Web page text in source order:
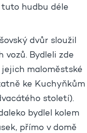
hudbu déle
dvůr sloužil
Bydleli zde
maloměstské
ke Kuchyňkům
století).
bydlel kolem
přímo v domě